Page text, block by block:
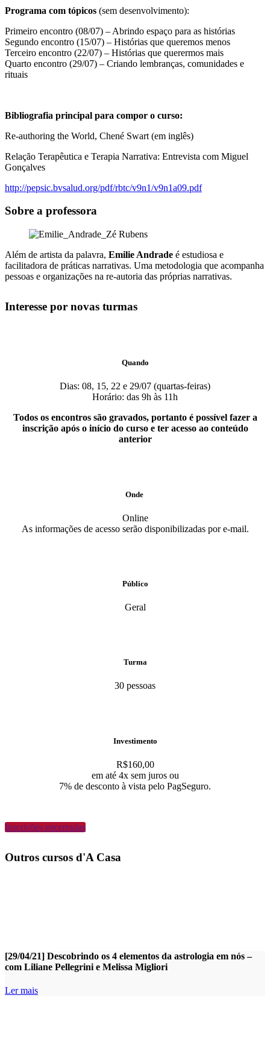
Programa com tópicos (sem desenvolvimento):
Primeiro encontro (08/07) – Abrindo espaço para as histórias
Segundo encontro (15/07) – Histórias que queremos menos
Terceiro encontro (22/07) – Histórias que querermos mais
Quarto encontro (29/07) – Criando lembranças, comunidades e
rituais
Bibliografia principal para compor o curso:
Re-authoring the World, Chené Swart (em inglês)
Relação Terapêutica e Terapia Narrativa: Entrevista com Miguel
Gonçalves
http://pepsic.bvsalud.org/pdf/rbtc/v9n1/v9n1a09.pdf
Sobre a professora
Além de artista da palavra, Emilie Andrade é estudiosa e
facilitadora de práticas narrativas. Uma metodologia que acompanha
pessoas e organizações na re-autoria das próprias narrativas.
Interesse por novas turmas
Quando
Dias: 08, 15, 22 e 29/07 (quartas-feiras)
Horário: das 9h às 11h
Todos os encontros são gravados, portanto é possível fazer a
inscrição após o início do curso e ter acesso ao conteúdo
anterior
Onde
Online
As informações de acesso serão disponibilizadas por e-mail.
Público
Geral
Turma
30 pessoas
Investimento
R$160,00
em até 4x sem juros ou
7% de desconto à vista pelo PagSeguro.
Inscrições encerradas
Outros cursos d'A Casa
[29/04/21] Descobrindo os 4 elementos da astrologia em nós –
com Liliane Pellegrini e Melissa Migliori
Ler mais